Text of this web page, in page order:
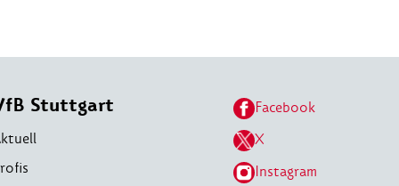
Stuttgart
Facebook
X
Instagram